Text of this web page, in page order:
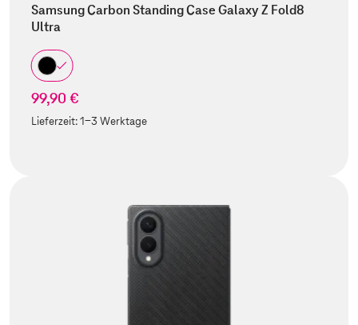
Samsung Carbon Standing Case Galaxy Z Fold8
Ultra
99,90 €
Lieferzeit:1-3 Werktage